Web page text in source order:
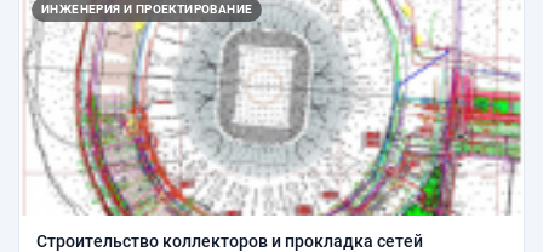
ИНЖЕНЕРИЯ И ПРОЕКТИРОВАНИЕ
Строительство коллекторов и прокладка сетей